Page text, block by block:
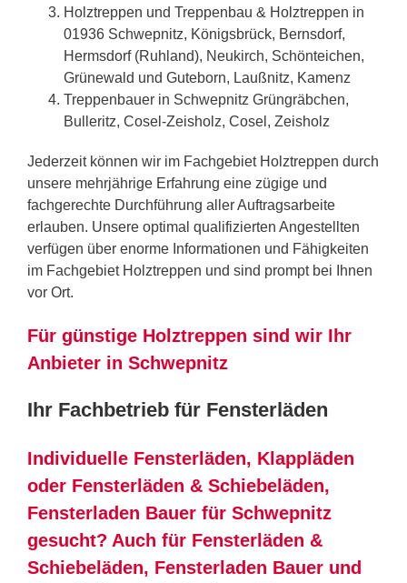
Holztreppen und Treppenbau & Holztreppen in
01936 Schwepnitz, Königsbrück, Bernsdorf,
Hermsdorf (Ruhland), Neukirch, Schönteichen,
Grünewald und Guteborn, Laußnitz, Kamenz
Treppenbauer in Schwepnitz Grüngräbchen,
Bulleritz, Cosel-Zeisholz, Cosel, Zeisholz
Jederzeit können wir im Fachgebiet Holztreppen durch
unsere mehrjährige Erfahrung eine zügige und
fachgerechte Durchführung aller Auftragsarbeite
erlauben. Unsere optimal qualifizierten Angestellten
verfügen über enorme Informationen und Fähigkeiten
im Fachgebiet Holztreppen und sind prompt bei Ihnen
vor Ort.
Für günstige Holztreppen sind wir Ihr
Anbieter in Schwepnitz
Ihr Fachbetrieb für Fensterläden
Individuelle Fensterläden, Klappläden
oder Fensterläden & Schiebeläden,
Fensterladen Bauer für Schwepnitz
gesucht? Auch für Fensterläden &
Schiebeläden, Fensterladen Bauer und